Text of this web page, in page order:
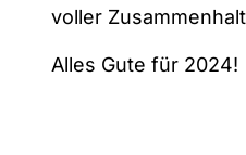
voller
Alles Gute für 2024!